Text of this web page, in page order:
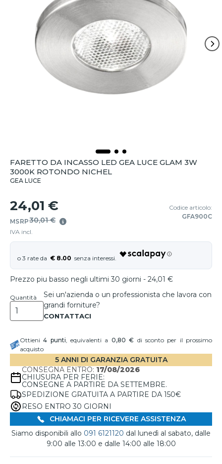
FARETTO DA INCASSO LED GEA LUCE GLAM 3W
3000K ROTONDO NICHEL
GEA LUCE
24,01 €
MSRP30,01 €
IVA incl.
Codice articolo:
GFA900C
€ 8.00
Prezzo piu basso negli ultimi 30 giorni - 24,01 €
Quantità
Sei un'azienda o un professionista che lavora con
grandi forniture?
Ottieni4 punti, equivalenti a 0,80 € di sconto per il prossimo
acquisto
5 ANNI DI GARANZIA GRATUITA
CONSEGNA ENTRO: 17/08/2026
CHIUSURA PER FERIE:
CONSEGNE A PARTIRE DA SETTEMBRE.
SPEDIZIONE GRATUITA A PARTIRE DA 150€
RESO ENTRO 30 GIORNI
CHIAMACI PER RICEVERE ASSISTENZA
Siamo disponibili allo 091 6121120 dal lunedì al sabato, dalle
9:00 alle 13:00 e dalle 14:00 alle 18:00